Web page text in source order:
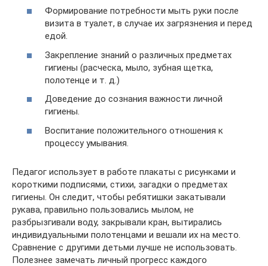
Формирование потребности мыть руки после
визита в туалет, в случае их загрязнения и перед
едой.
Закрепление знаний о различных предметах
гигиены (расческа, мыло, зубная щетка,
полотенце и т. д.)
Доведение до сознания важности личной
гигиены.
Воспитание положительного отношения к
процессу умывания.
Педагог использует в работе плакаты с рисунками и
короткими подписями, стихи, загадки о предметах
гигиены. Он следит, чтобы ребятишки закатывали
рукава, правильно пользовались мылом, не
разбрызгивали воду, закрывали кран, вытирались
индивидуальными полотенцами и вешали их на место.
Сравнение с другими детьми лучше не использовать.
Полезнее замечать личный прогресс каждого